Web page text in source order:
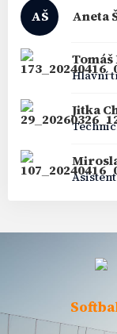
AŠ Aneta
Tomáš
Hlavní
Jitka